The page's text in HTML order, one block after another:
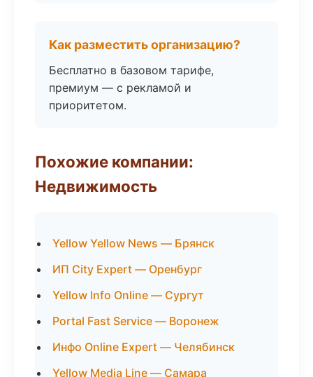
Как разместить организацию?
Бесплатно в базовом тарифе,
премиум — с рекламой и
приоритетом.
Похожие компании:
Недвижимость
Yellow Yellow News — Брянск
ИП City Expert — Оренбург
Yellow Info Online — Сургут
Portal Fast Service — Воронеж
Инфо Online Expert — Челябинск
Yellow Media Line — Самара